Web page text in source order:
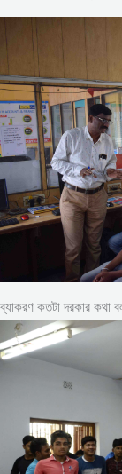
ব্যাকরণ কতটা দরকার কথা